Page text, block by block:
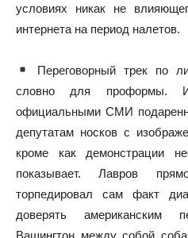
условиях никак не
интернета на период налетов.
Переговорный трек по
словно для проформы.
официальными СМИ
депутатам носков с
кроме как демонстрации
показывает. Лавров
торпедировал сам факт
доверять американским
Вашингтон между собой